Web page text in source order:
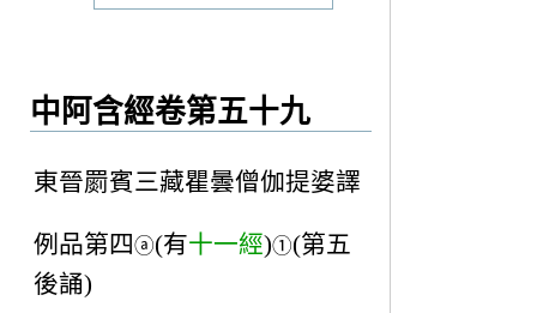
中阿含經卷第五十九
東晉罽賓三藏瞿曇僧伽提婆譯
例品第四ⓐ(有十一經)①(第五
後誦)